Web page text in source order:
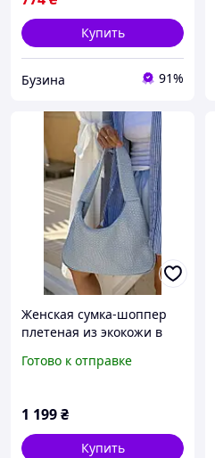
Купить
Бузина 91%
Женская сумка-шоппер
плетеная из экокожи в
Готово к отправке
1 199₴
Купить